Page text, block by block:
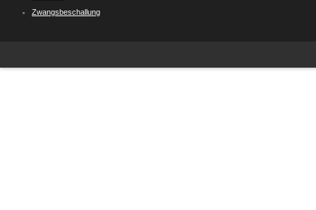
Zwangsbeschallung